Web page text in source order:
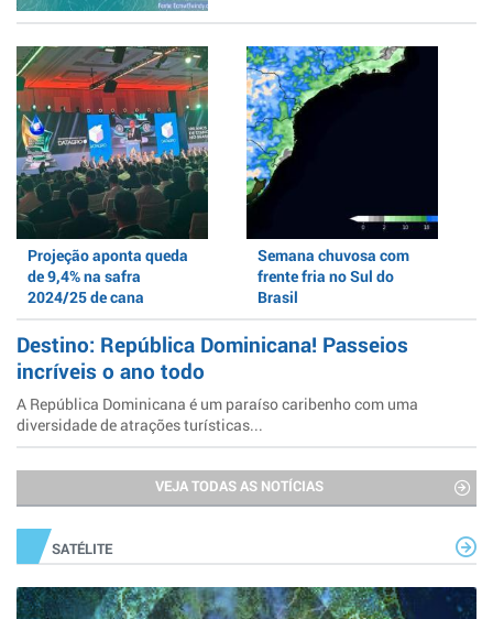
Projeção aponta queda
de 9,4% na safra
2024/25 de cana
Semana chuvosa com
frente fria no Sul do
Brasil
Destino: República Dominicana! Passeios
incríveis o ano todo
A República Dominicana é um paraíso caribenho com uma
diversidade de atrações turísticas...
VEJA TODAS AS NOTÍCIAS
SATÉLITE